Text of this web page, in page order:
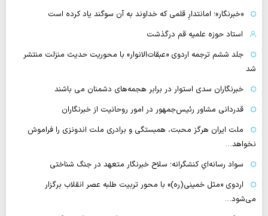
«خبرنگار»؛ امانتدارِ قلمی که خداوند به آن سوگند یاد کرده است
استاد حوزه علمیه قم درگذشت
جلد ششم ترجمه اردوی «عبقات‌الانوار» با محوریت حدیث منزلت منتشر
شد
خبرنگاران سدی استوار در برابر هجمه‌های دشمنان می باشند
قدردانی مشاور رئیس‌جمهور در امور روحانیت از خبرنگاران
ملت ایران هرگز محبت، همبستگی و برادری ملت اندونزی را فراموش
نخواهد…
سواد رسانه‌ایِ کنشگرانه؛ سلاح خبرنگار متعهد در جنگ شناختی
اردوی «مثل خمینی(ره)» با محور تربیت طلبه عصر انقلاب برگزار
می‌شود…